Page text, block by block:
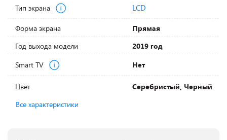
Тип экрана LCD
Форма экрана
Прямая
Год выхода модели
2019 год
Smart TV
Нет
Цвет
Серебристый, Черный
Все характеристики